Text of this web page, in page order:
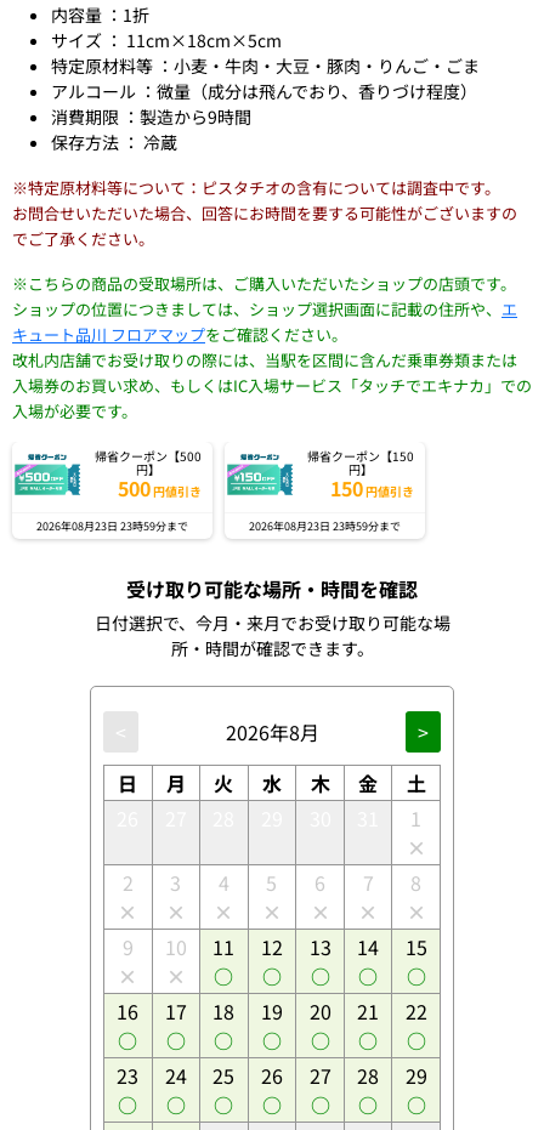
内容量 ：1折
サイズ ： 11cm×18cm×5cm
特定原材料等 ：小麦・牛肉・大豆・豚肉・りんご・ごま
アルコール ：微量（成分は飛んでおり、香りづけ程度）
消費期限 ：製造から9時間
保存方法 ： 冷蔵
※特定原材料等について：ピスタチオの含有については調査中です。
お問合せいただいた場合、回答にお時間を要する可能性がございますの
でご了承ください。
※こちらの商品の受取場所は、ご購入いただいたショップの店頭です。
ショップの位置につきましては、ショップ選択画面に記載の住所や、 エ
キュート品川 フロアマップをご確認ください。
改札内店舗でお受け取りの際には、当駅を区間に含んだ乗車券類または
入場券のお買い求め、もしくはIC入場サービス「タッチでエキナカ」での
入場が必要です。
帰省クーポン【500
円】
500円値引き
2026年08月23日 23時59分まで
帰省クーポン【150
円】
150円値引き
2026年08月23日 23時59分まで
受け取り可能な場所・時間を確認
日付選択で、今月・来月でお受け取り可能な場
所・時間が確認できます。
< 2026年8月
>
日
月 火 水 木 金
土
1
2 3 4 5 6 7 8
9 10 11 12 13 14 15
16 17 18 19 20 21 22
23 24 25 26 27 28 29